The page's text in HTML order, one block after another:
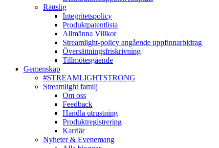
Rättslig
Integritetspolicy
Produktpatentlista
Allmänna Villkor
Streamlight-policy angående uppfinnarbidrag
Översättningsfriskrivning
Tillmötesgående
Gemenskap
#STREAMLIGHTSTRONG
Streamlight familj
Om oss
Feedback
Handla utrustning
Produktregistrering
Karriär
Nyheter & Evenemang